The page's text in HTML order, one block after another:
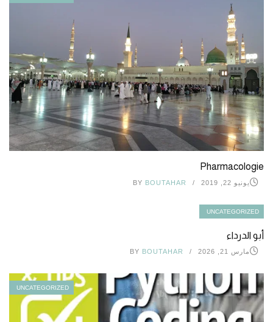
Pharmacologie
يونيو 22, 2019 BY BOUTAHAR
UNCATEGORIZED
أبو الدرداء
مارس 21, 2026 BY BOUTAHAR
UNCATEGORIZED